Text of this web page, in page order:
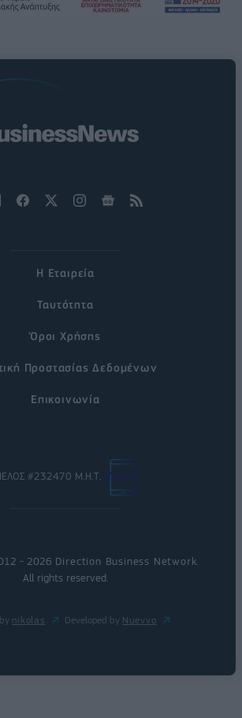
Η Εταιρεία
Ταυτότητα
Όροι Χρήσης
Προστασίας Δεδομένων
Επικοινωνία
#232470 Μ.Η.Τ.
- 2026 Direction Business Network
All rights reserved.
nikolas Developed by Nuevvo